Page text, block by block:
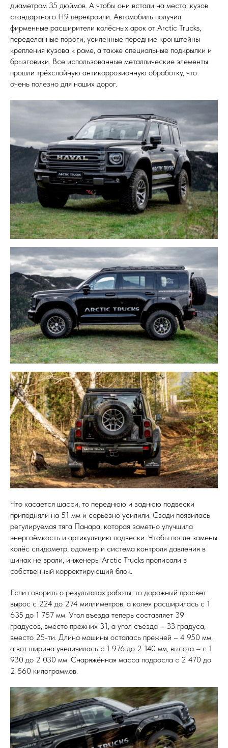
диаметром 35 дюймов. А чтобы они встали на место, кузов
стандартного H9 перекроили. Автомобиль получил
фирменные расширители колёсных арок от Arctic Trucks,
переделанные пороги, усиленные передние кронштейны
крепления кузова к раме, а также специальные подкрылки и
брызговики. Все использованные металлические элементы
прошли трёхслойную антикоррозионную обработку, что
очень полезно для наших дорог.
Что касается шасси, то переднюю и заднюю подвески
приподняли на 51 мм и серьёзно усилили. Сзади появилась
регулируемая тяга Панара, которая заметно улучшила
энергоёмкость и артикуляцию подвески. Чтобы после замены
колёс спидометр, одометр и система контроля давления в
шинах не врали, инженеры Arctic Trucks прописали в
собственный корректирующий блок.
Если говорить о результатах работы, то дорожный просвет
вырос с 224 до 274 миллиметров, а колея расширилась с 1
635 до 1 757 мм. Угол въезда теперь составляет 39
градусов, вместо прежних 31, а угол съезда – 33 градуса,
вместо 25-ти. Длина машины осталась прежней – 4 950 мм,
а вот ширина увеличилась с 1 976 до 2 140 мм, высота – с 1
930 до 2 030 мм. Снаряжённая масса подросла с 2 470 до
2 560 килограммов.